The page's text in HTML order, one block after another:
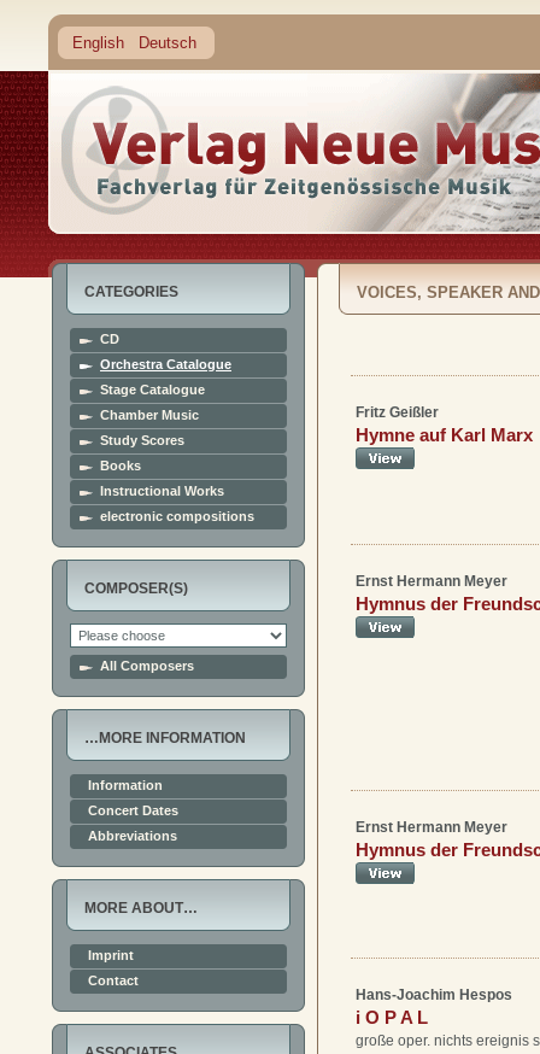
English Deutsch
CATEGORIES
CD
Orchestra Catalogue
Stage Catalogue
Chamber Music
Study Scores
Books
Instructional Works
electronic compositions
COMPOSER(S)
All Composers
…MORE INFORMATION
Information
Concert Dates
Abbreviations
MORE ABOUT…
Imprint
Contact
VOICES, SPEAKER
Fritz Geißler
Hymne auf Karl Marx
Ernst Hermann Meyer
Hymnus der
Ernst Hermann Meyer
Hymnus der
Hans-Joachim Hespos
i O P A L
große oper. nichts ereignis